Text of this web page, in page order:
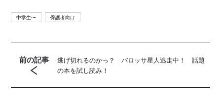
中学生〜 保護者向け
前の記事
逃げ切れるのかっ？ バロッサ星人逃走中！ 話題
の本を試し読み！